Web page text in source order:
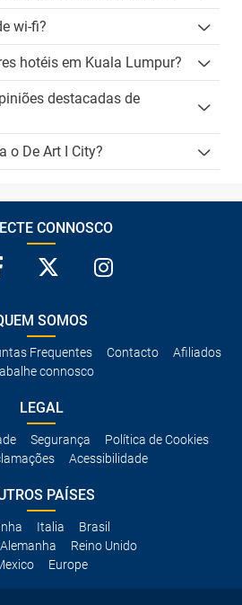
wi-fi?
hotéis em Kuala Lumpur?
destacadas de
o De Art I City?
CONNOSCO
SOMOS
Frequentes Contacto
Afiliados
connosco
LEGAL
Segurança
Política de Cookies
Acessibilidade
PAÍSES
Italia
Brasil
Alemanha
Reino Unido
Europe